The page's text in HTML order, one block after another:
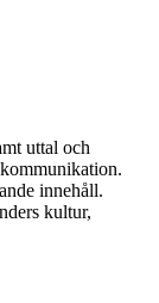
uttal och
innehåll.
kultur,